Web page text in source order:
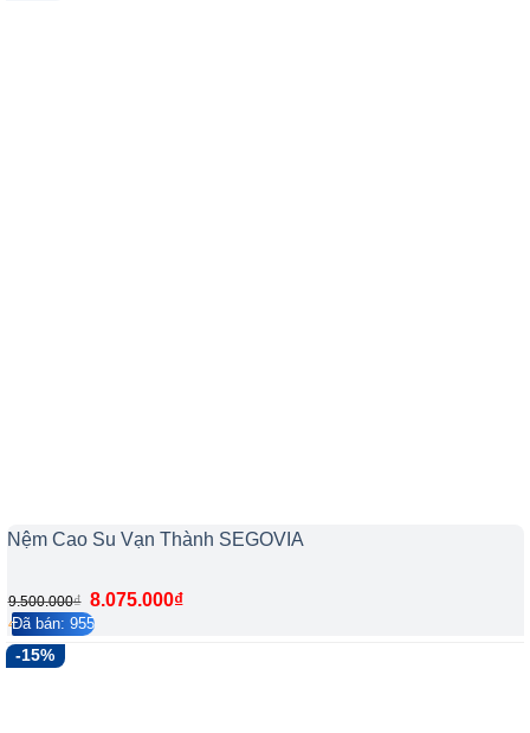
Nệm Cao Su Vạn Thành SEGOVIA
9.500.000₫ 8.075.000₫
4.2/5 357
Đã bán: 955
-15%